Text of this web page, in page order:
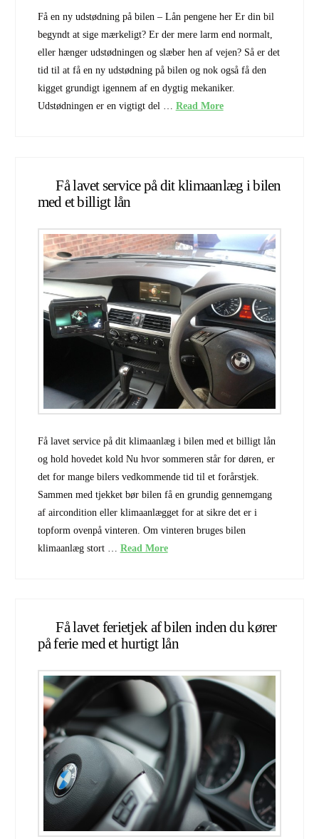
Få en ny udstødning på bilen – Lån pengene her Er din bil
begyndt at sige mærkeligt? Er der mere larm end normalt,
eller hænger udstødningen og slæber hen af vejen? Så er det
tid til at få en ny udstødning på bilen og nok også få den
kigget grundigt igennem af en dygtig mekaniker.
Udstødningen er en vigtigt del … Read More
Få lavet service på dit klimaanlæg i bilen
med et billigt lån
Få lavet service på dit klimaanlæg i bilen med et billigt lån
og hold hovedet kold Nu hvor sommeren står for døren, er
det for mange bilers vedkommende tid til et forårstjek.
Sammen med tjekket bør bilen få en grundig gennemgang
af aircondition eller klimaanlægget for at sikre det er i
topform ovenpå vinteren. Om vinteren bruges bilen
klimaanlæg stort … Read More
Få lavet ferietjek af bilen inden du kører
på ferie med et hurtigt lån